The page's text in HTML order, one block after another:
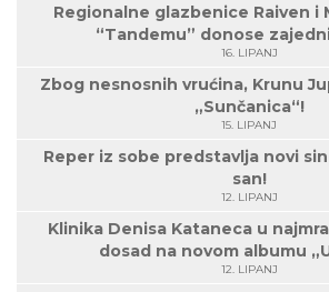
Regionalne glazbenice Raiven i
“Tandemu” donose
16. LIPANJ
Zbog nesnosnih vrućina, Krunu
„Sunčanica“!
15. LIPANJ
Reper iz sobe predstavlja novi
san!
12. LIPANJ
Klinika Denisa Kataneca u
dosad na novom albumu
12. LIPANJ